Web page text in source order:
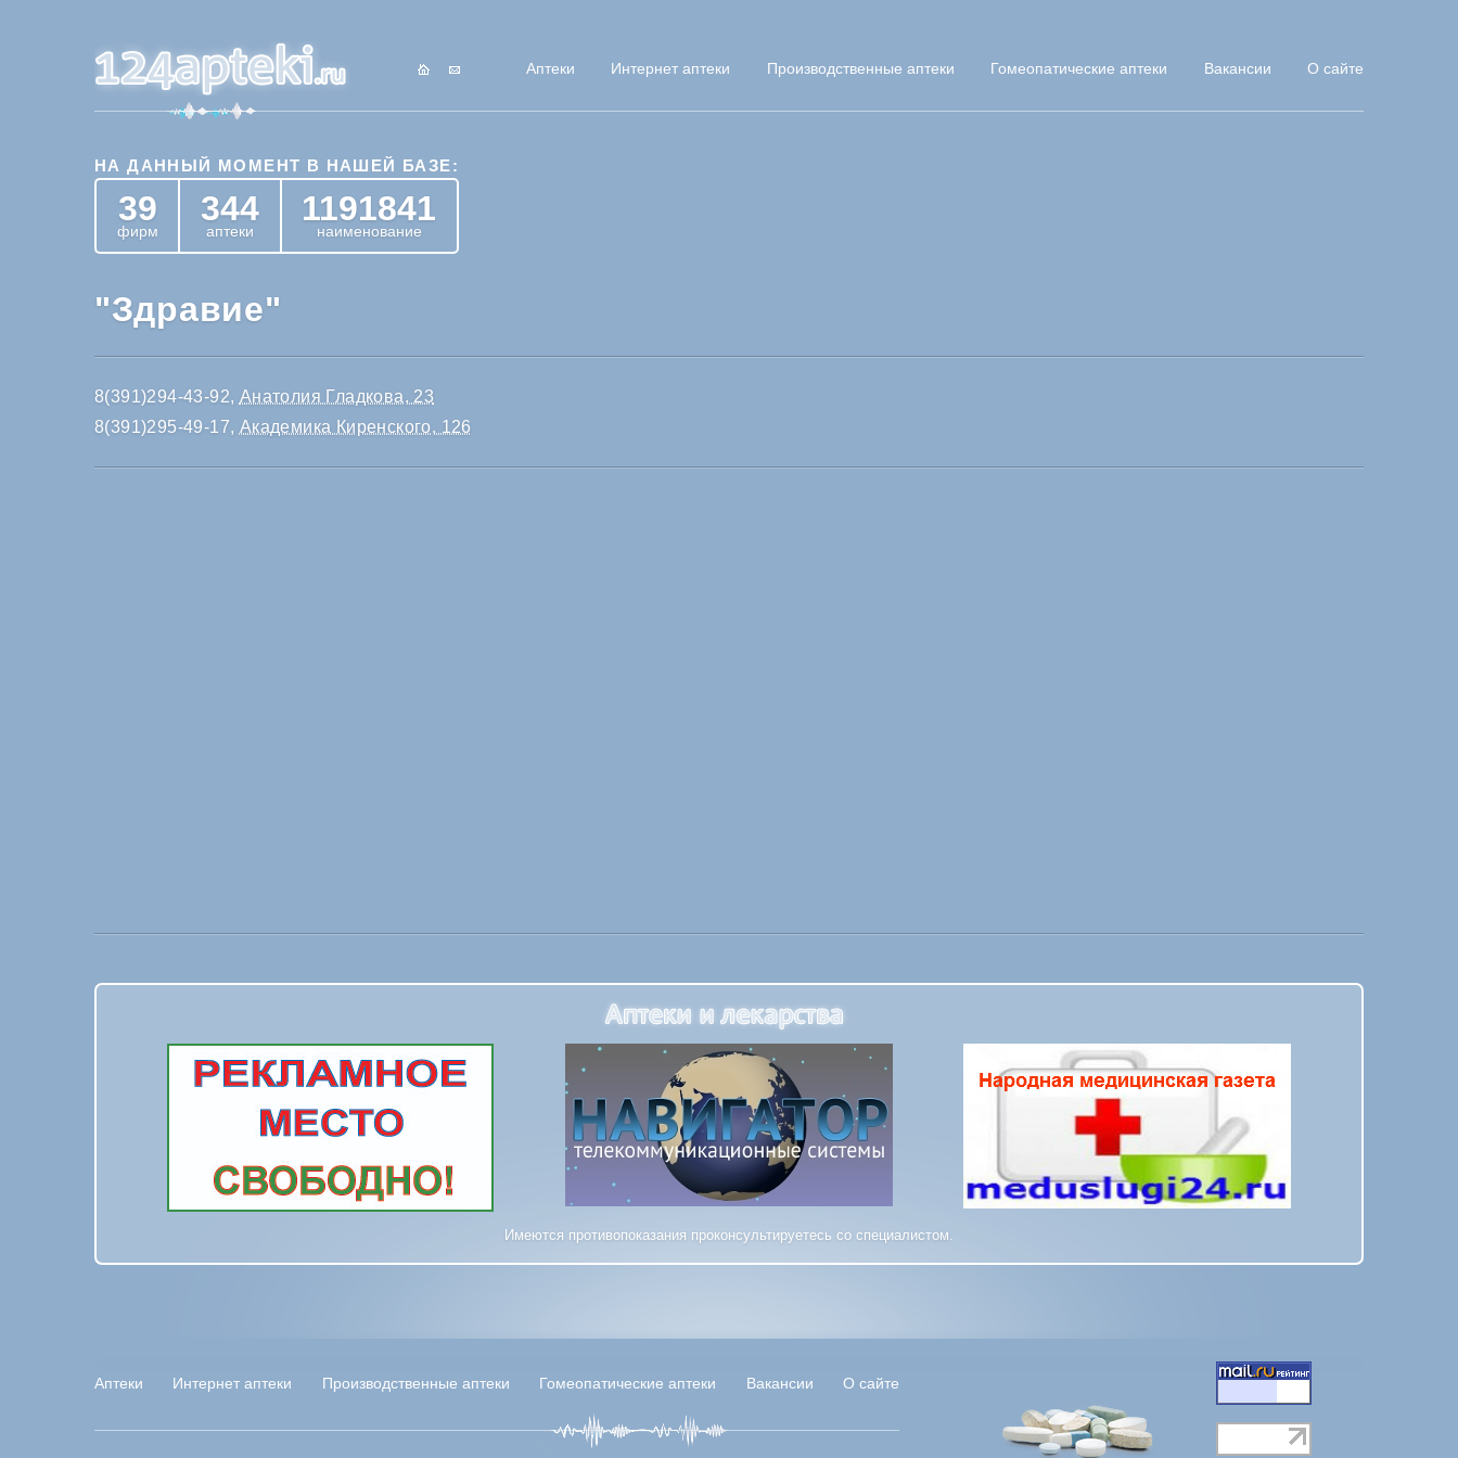
Аптеки Интернет аптеки Производственные аптеки Гомеопатические аптеки Вакансии О сайте
НА ДАННЫЙ МОМЕНТ В НАШЕЙ БАЗЕ:
39
фирм
344
аптеки
1191841
наименование
"Здравие"
8(391)294-43-92, Анатолия Гладкова, 23
8(391)295-49-17, Академика Киренского, 126
Имеются противопоказания проконсультируетесь со специалистом.
Аптеки Интернет аптеки Производственные аптеки Гомеопатические аптеки Вакансии О сайте